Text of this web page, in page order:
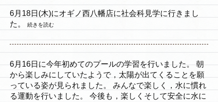
6月18日(木)にオギノ西八幡店に社会科見学に行きまし
た。
続きを読む
6月16日に今年初めてのプールの学習を行いました。 朝
から楽しみにしていたようで，太陽が出てくることを願
っている姿が見られました。 みんなで楽しく，水に慣れ
る運動を行いました。 今後も，楽しくそして安全に水に